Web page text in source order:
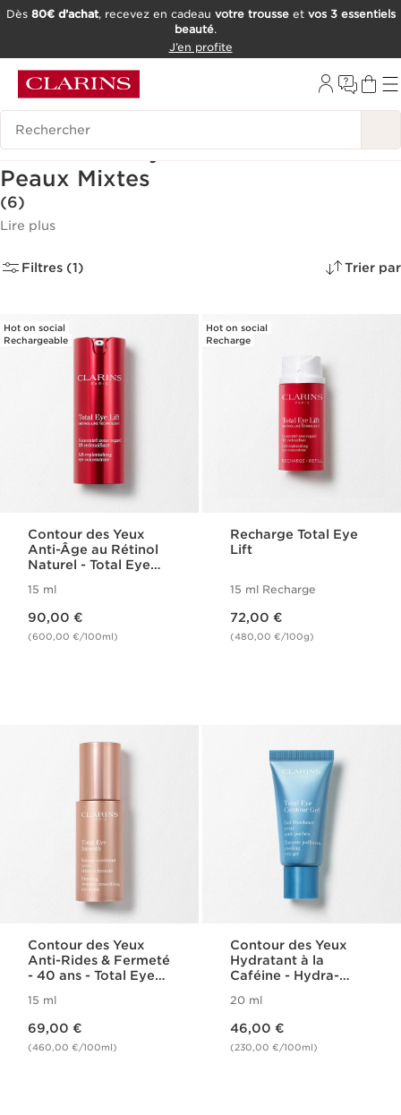
OUTIL D'ACCESSIBILITÉ
Dès 80€ d’achat, recevez en cadeau votre trousseet vos 3 essentiels
beauté.
J’en profite
Historique des recherches
Contour des yeux et Anti-cernes -
Peaux Mixtes
(6)
Lire plus
Filtres (1) Trier par
Hot on social
Rechargeable
Contour des Yeux
Anti-Âge au Rétinol
Naturel - Total Eye
15 ml
90,00 €
(600,00 €/100ml)
Hot on social
Recharge
Recharge Total Eye
Lift
15 ml Recharge
72,00 €
(480,00 €/100g)
Contour des Yeux
Anti-Rides & Fermeté
- 40 ans - Total Eye
15 ml
69,00 €
(460,00 €/100ml)
Contour des Yeux
Hydratant à la
Caféine - Hydra-
20 ml
46,00 €
(230,00 €/100ml)